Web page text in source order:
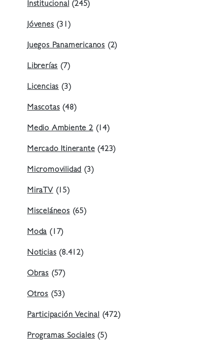
Institucional (245)
Jóvenes (31)
Juegos Panamericanos (2)
Librerías (7)
Licencias (3)
Mascotas (48)
Medio Ambiente 2(14)
Mercado Itinerante (423)
Micromovilidad (3)
MiraTV (15)
Misceláneos (65)
Moda (17)
Noticias (8.412)
Obras (57)
Otros (53)
Participación Vecinal (472)
Programas Sociales (5)